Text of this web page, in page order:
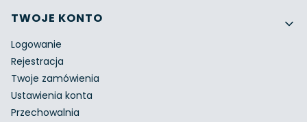
Linki w stopce
TWOJE KONTO
Logowanie
Rejestracja
Twoje zamówienia
Ustawienia konta
Przechowalnia